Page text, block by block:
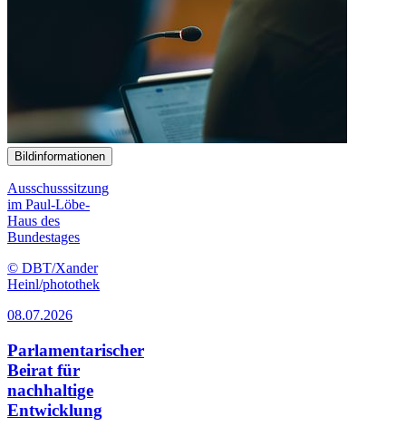
Bildinformationen
Ausschusssitzung
im Paul-Löbe-
Haus des
Bundestages
© DBT/Xander
Heinl/photothek
08.07.2026
Parlamentarischer
Beirat für
nachhaltige
Entwicklung